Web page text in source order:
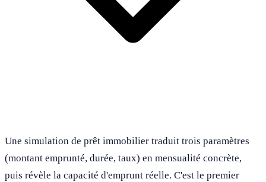
Une simulation de prêt immobilier traduit trois paramètres
(montant emprunté, durée, taux) en mensualité concrète,
puis révèle la capacité d'emprunt réelle. C'est le premier